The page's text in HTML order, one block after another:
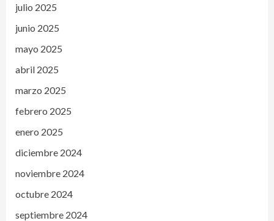
julio 2025
junio 2025
mayo 2025
abril 2025
marzo 2025
febrero 2025
enero 2025
diciembre 2024
noviembre 2024
octubre 2024
septiembre 2024